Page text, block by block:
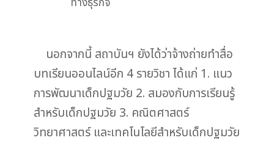
นอกจากนี้ สถาบันฯ ยังได้ว่าจ้างถ่ายทำสื่อ
บทเรียนออนไลน์อีก 4 รายวิชา ได้แก่ 1. แนว
การพัฒนาเด็กปฐมวัย 2. สมองกับการเรียนรู้
สำหรับเด็กปฐมวัย 3. คณิตศาสตร์
วิทยาศาสตร์ และเทคโนโลยีสำหรับเด็กปฐมวัย